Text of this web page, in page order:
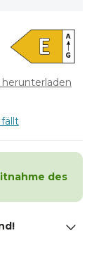
des